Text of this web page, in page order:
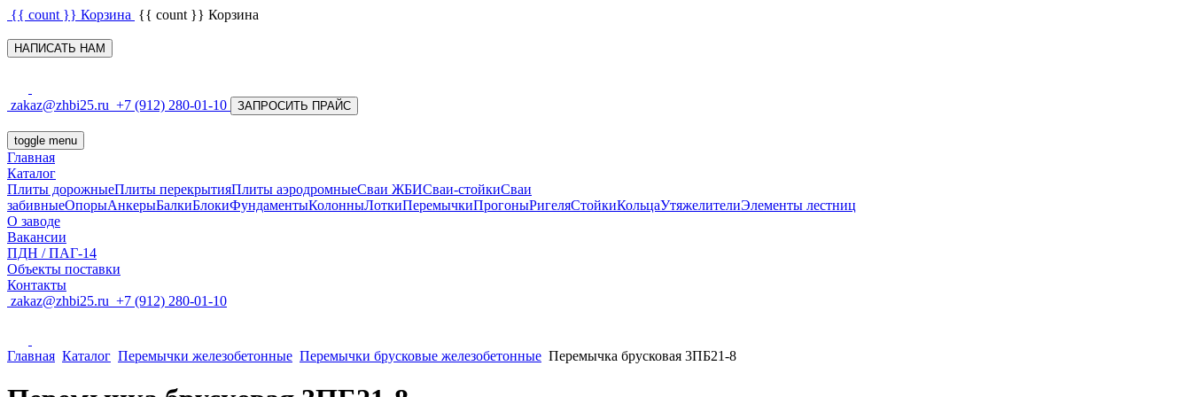
{{ count }} Корзина {{ count }} Корзина
НАПИСАТЬ НАМ
zakaz@zhbi25.ru +7 (912) 280-01-10 ЗАПРОСИТЬ ПРАЙС
toggle menu
Главная
Каталог
Плиты дорожныеПлиты перекрытияПлиты аэродромныеСваи ЖБИСваи-стойкиСваи
забивныеОпорыАнкерыБалкиБлокиФундаментыКолонныЛоткиПеремычкиПрогоныРигеляСтойкиКольцаУтяжелителиЭлементы лестниц
О заводе
Вакансии
ПДН / ПАГ-14
Объекты поставки
Контакты
zakaz@zhbi25.ru +7 (912) 280-01-10
Главная Каталог Перемычки железобетонные Перемычки брусковые железобетонные Перемычка брусковая 3ПБ21-8